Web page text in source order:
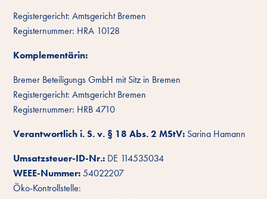
Registergericht: Amtsgericht Bremen
Registernummer: HRA 10128
Komplementärin:
Bremer Beteiligungs GmbH mit Sitz in Bremen
Registergericht: Amtsgericht Bremen
Registernummer: HRB 4710
Verantwortlich i. S. v. § 18 Abs. 2 MStV: Sarina Hamann
Umsatzsteuer-ID-Nr.: DE 114535034
WEEE-Nummer:54022207
Öko-Kontrollstelle: